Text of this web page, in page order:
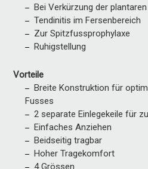
Bei Verkürzung der
Tendinitis im Fersenbereich
Zur Spitzfussprophylaxe
Ruhigstellung
Vorteile
Breite Konstruktion für
Fusses
2 separate Einlegekeile für
Einfaches Anziehen
Beidseitig tragbar
Hoher Tragekomfort
4 Grössen